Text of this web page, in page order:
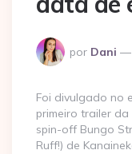
Postado
por
por Dani
Foi divulgado no
primeiro trailer
spin-off Bungo
Ruff!) de